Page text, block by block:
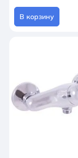
В корзину